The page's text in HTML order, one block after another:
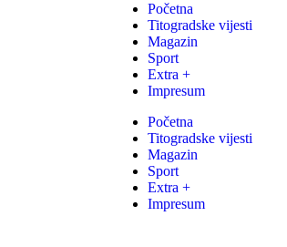
Početna
Titogradske vijesti
Magazin
Sport
Extra +
Impresum
Početna
Titogradske vijesti
Magazin
Sport
Extra +
Impresum